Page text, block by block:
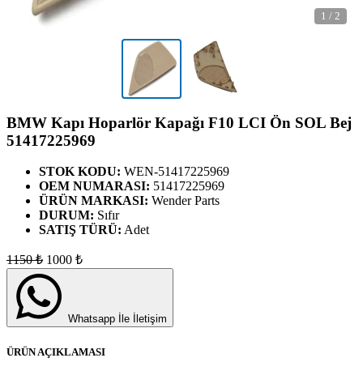
1 / 2
BMW Kapı Hoparlör Kapağı F10 LCI Ön SOL Bej
51417225969
STOK KODU: WEN-51417225969
OEM NUMARASI: 51417225969
ÜRÜN MARKASI: Wender Parts
DURUM: Sıfır
SATIŞ TÜRÜ: Adet
1150₺ 1000 ₺
Whatsapp İle İletişim
ÜRÜN AÇIKLAMASI